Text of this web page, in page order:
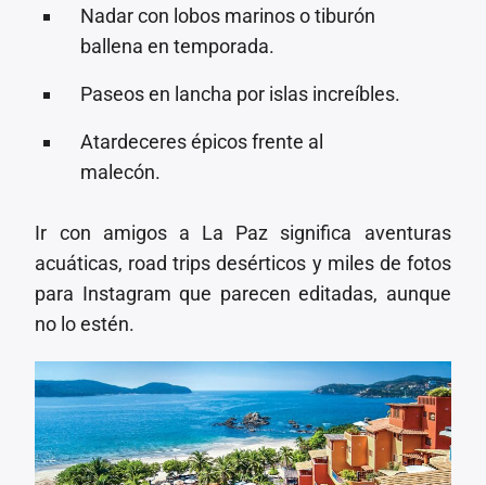
Nadar con lobos marinos o tiburón
ballena en temporada.
Paseos en lancha por islas increíbles.
Atardeceres épicos frente al
malecón.
Ir con amigos a La Paz significa aventuras
acuáticas, road trips desérticos y miles de fotos
para Instagram que parecen editadas, aunque
no lo estén.